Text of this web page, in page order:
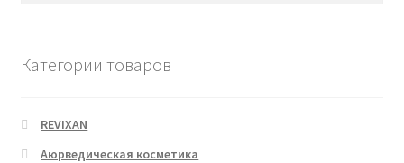
Категории товаров
REVIXAN
Аюрведическая косметика